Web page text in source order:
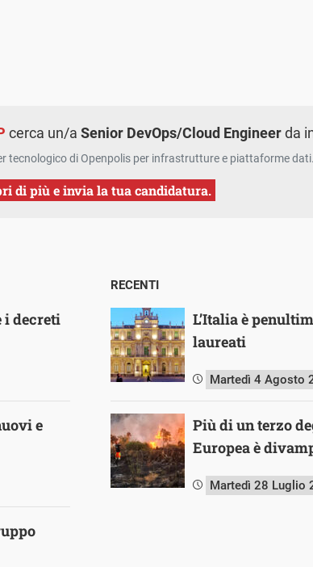
cerca un/aSenior DevOps/Cloud Engineerda
tecnologico di Openpolis per infrastrutture e piattaforme dati.
di più e invia la tua candidatura.
i decreti
e
RECENTI
L’Italia è
laureati
Martedì 4 Agosto
Più di un terzo
Europea è
Martedì 28 Luglio